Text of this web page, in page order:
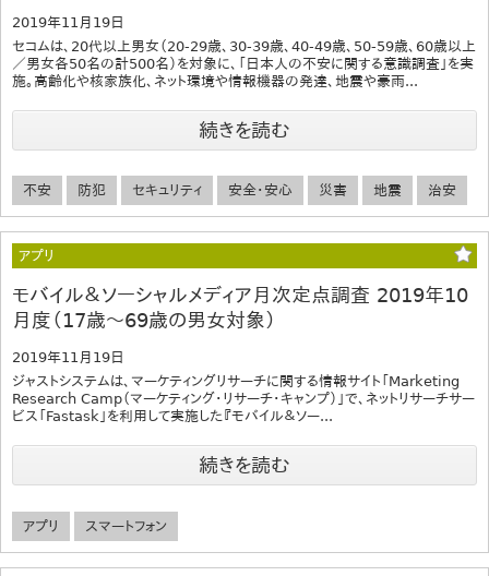
2019年11月19日
セコムは、20代以上男女（20-29歳、30-39歳、40-49歳、50-59歳、60歳以上
／男女各50名の計500名）を対象に、「日本人の不安に関する意識調査」を実
施。高齢化や核家族化、ネット環境や情報機器の発達、地震や豪雨...
続きを読む
不安 防犯 セキュリティ 安全・安心 災害 地震 治安
アプリ
モバイル＆ソーシャルメディア月次定点調査 2019年10
月度（17歳～69歳の男女対象）
2019年11月19日
ジャストシステムは、マーケティングリサーチに関する情報サイト「Marketing
Research Camp（マーケティング・リサーチ・キャンプ）」で、ネットリサーチサー
ビス「Fastask」を利用して実施した『モバイル＆ソー...
続きを読む
アプリ スマートフォン